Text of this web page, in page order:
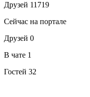
Друзей 11719
Сейчас на портале
Друзей 0
В чате 1
Гостей 32